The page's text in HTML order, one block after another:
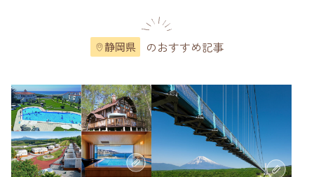
静岡県 のおすすめ記事